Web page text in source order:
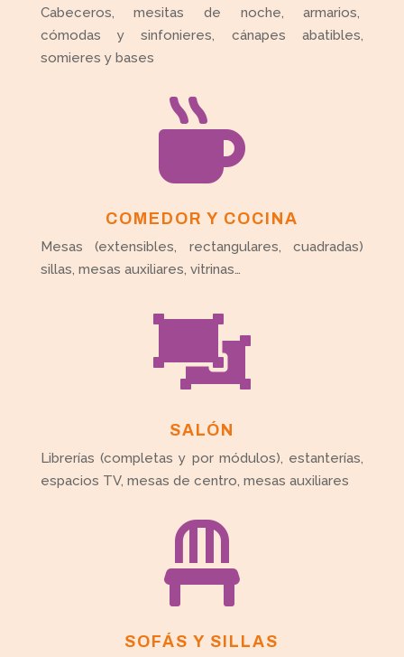
Cabeceros, mesitas de noche, armarios,
cómodas y sinfonieres, cánapes abatibles,
somieres y bases

COMEDOR Y COCINA
Mesas (extensibles, rectangulares, cuadradas)
sillas, mesas auxiliares, vitrinas…

SALÓN
Librerías (completas y por módulos), estanterías,
espacios TV, mesas de centro, mesas auxiliares

SOFÁS Y SILLAS